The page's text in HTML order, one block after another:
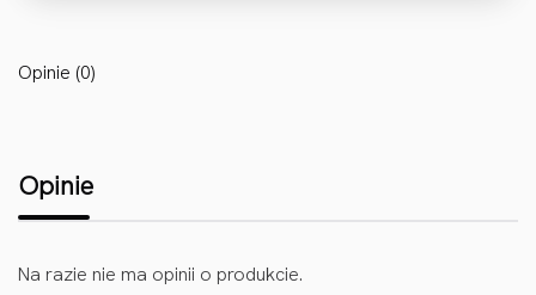
Opinie (0)
Opinie
Na razie nie ma opinii o produkcie.